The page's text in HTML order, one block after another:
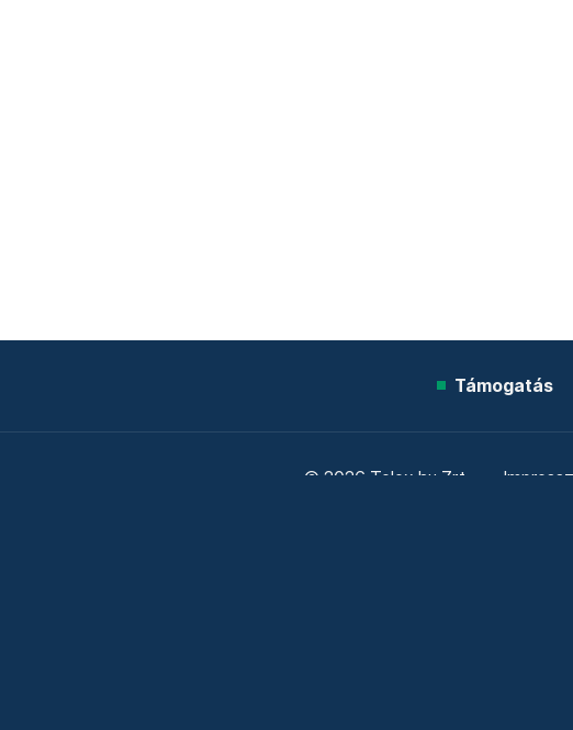
Támogatás
© 2026 Telex.hu Zrt.